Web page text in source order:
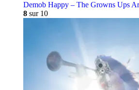
Demob Happy – The Growns Ups
8 sur 10